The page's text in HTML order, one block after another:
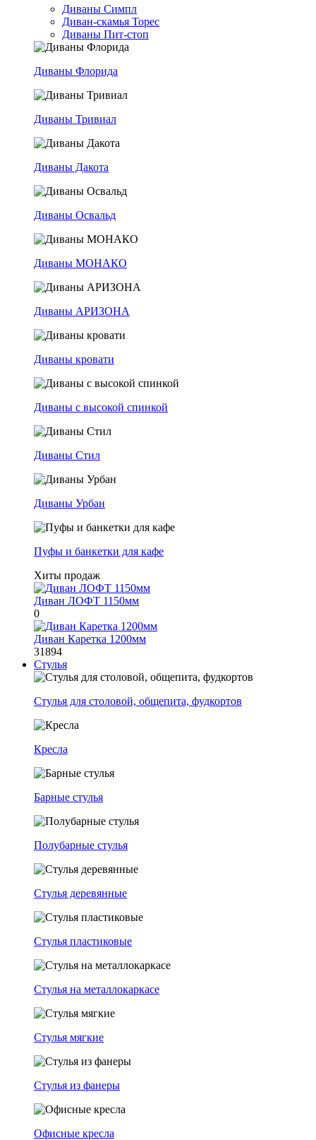
Диваны Симпл
Диван-скамья Торес
Диваны Пит-стоп
Диваны Флорида
Диваны Тривиал
Диваны Дакота
Диваны Освальд
Диваны МОНАКО
Диваны АРИЗОНА
Диваны кровати
Диваны с высокой спинкой
Диваны Стил
Диваны Урбан
Пуфы и банкетки для кафе
Хиты продаж
Диван ЛОФТ 1150мм
0
Диван Каретка 1200мм
31894
Стулья
Стулья для столовой, общепита, фудкортов
Кресла
Барные стулья
Полубарные стулья
Стулья деревянные
Стулья пластиковые
Стулья на металлокаркасе
Стулья мягкие
Стулья из фанеры
Офисные кресла